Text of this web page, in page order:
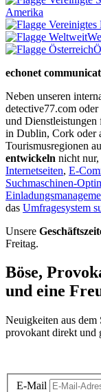
Amerika
echonet
Neben unseren
detective77.com
und
in Dublin, Cork oder
Tourismusregionen
entwickeln nicht
Internetseiten, E-
Suchmaschinen-
das Umfragesystem
Unsere
Freitag.
Böse,
und eine
Neuigkeiten aus dem
provokant direkt und
E-Mail